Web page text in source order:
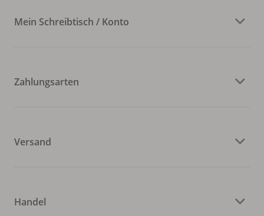
Mein Schreibtisch / Konto
Zahlungsarten
Versand
Handel